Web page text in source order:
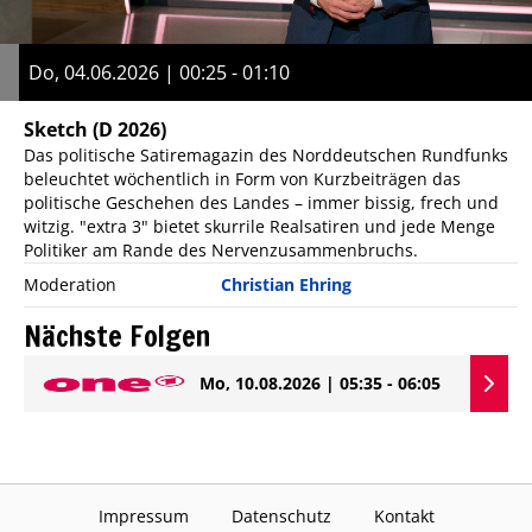
Do, 04.06.2026 | 00:25 - 01:10
Sketch (D 2026)
Das politische Satiremagazin des Norddeutschen Rundfunks
beleuchtet wöchentlich in Form von Kurzbeiträgen das
politische Geschehen des Landes – immer bissig, frech und
witzig. "extra 3" bietet skurrile Realsatiren und jede Menge
Politiker am Rande des Nervenzusammenbruchs.
Moderation
Christian Ehring
Nächste Folgen
Mo, 10.08.2026 | 05:35 - 06:05
Impressum Datenschutz Kontakt